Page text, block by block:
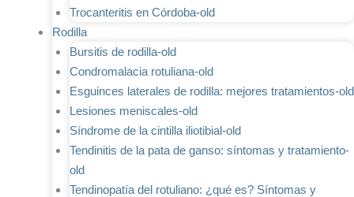
Trocanteritis en Córdoba-old
Rodilla
Bursitis de rodilla-old
Condromalacia rotuliana-old
Esguinces laterales de rodilla: mejores tratamientos-old
Lesiones meniscales-old
Síndrome de la cintilla iliotibial-old
Tendinitis de la pata de ganso: síntomas y tratamiento-
old
Tendinopatía del rotuliano: ¿qué es? Síntomas y